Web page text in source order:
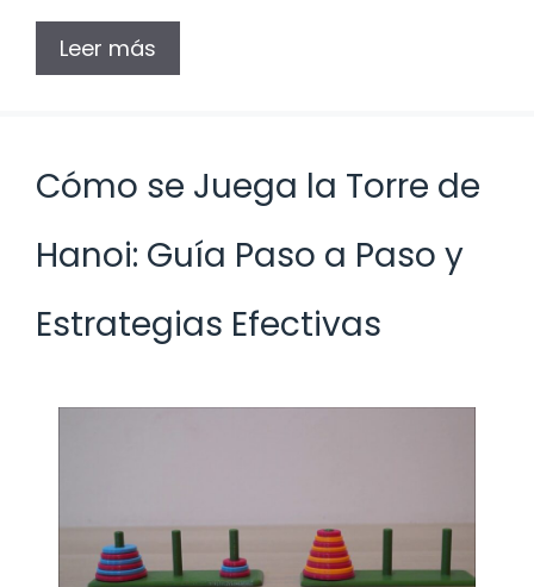
Leer más
Cómo se Juega la Torre de
Hanoi: Guía Paso a Paso y
Estrategias Efectivas